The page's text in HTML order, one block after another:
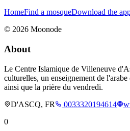
HomeFind a mosqueDownload the
© 2026 Moonode
About
Le Centre Islamique de Villeneuve
culturelles, un enseignement de
ainsi que la prière du vendredi.
D'ASCQ, FR
0033320194614
0